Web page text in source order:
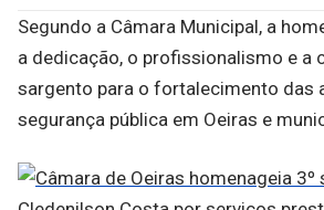
Segundo a Câmara Municipal, a
a dedicação, o profissionalismo e a
sargento para o fortalecimento das
segurança pública em Oeiras e